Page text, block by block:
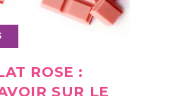
ROSE :
SUR LE